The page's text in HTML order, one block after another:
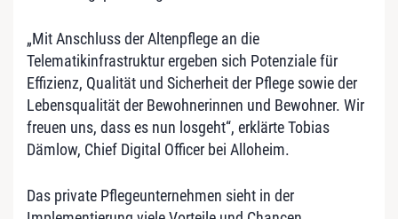
„Mit Anschluss der Altenpflege an die
Telematikinfrastruktur ergeben sich Potenziale für
Effizienz, Qualität und Sicherheit der Pflege sowie der
Lebensqualität der Bewohnerinnen und Bewohner. Wir
freuen uns, dass es nun losgeht“, erklärte Tobias
Dämlow, Chief Digital Officer bei Alloheim.
Das private Pflegeunternehmen sieht in der